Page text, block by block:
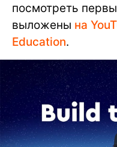
посмотреть
выложены на
Education.